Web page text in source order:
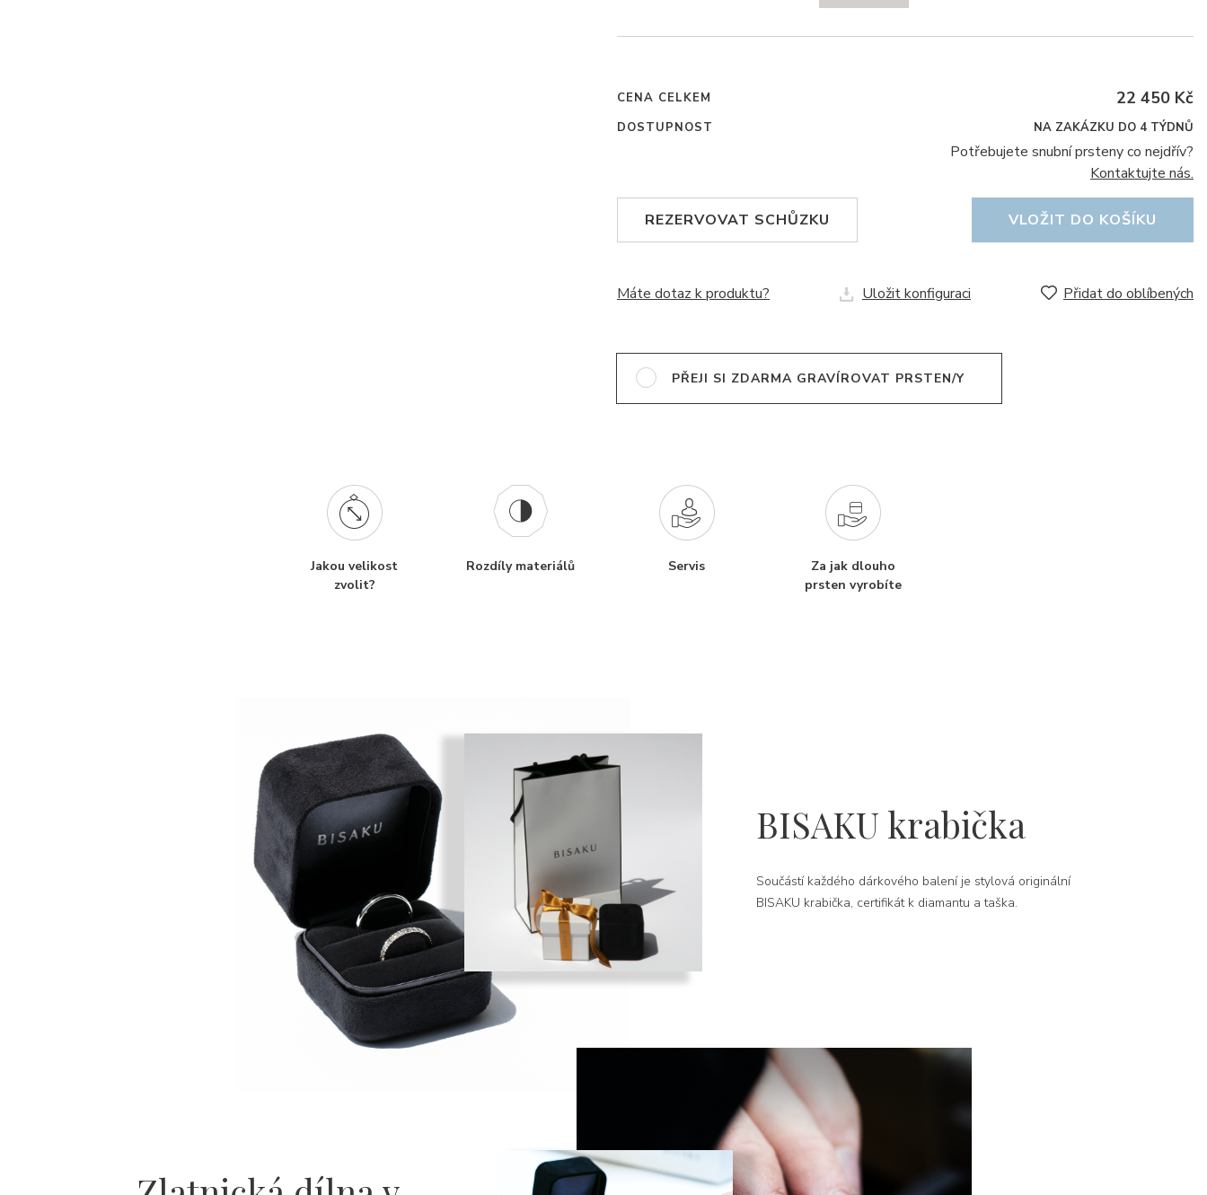
CENA CELKEM 22 450 Kč
DOSTUPNOST NA ZAKÁZKU DO 4 TÝDNŮ
Potřebujete snubní prsteny co nejdřív?
Kontaktujte nás.
REZERVOVAT SCHŮZKU VLOŽIT DO KOŠÍKU
Máte dotaz k produktu? Uložit konfiguraci Přidat do oblíbených
PŘEJI SI ZDARMA GRAVÍROVAT PRSTEN/Y
Jakou velikost
zvolit?
Rozdíly materiálů Servis
Za jak dlouho
prsten vyrobíte
BISAKU krabička
Součástí každého dárkového balení je stylová originální
BISAKU krabička, certifikát k diamantu a taška.